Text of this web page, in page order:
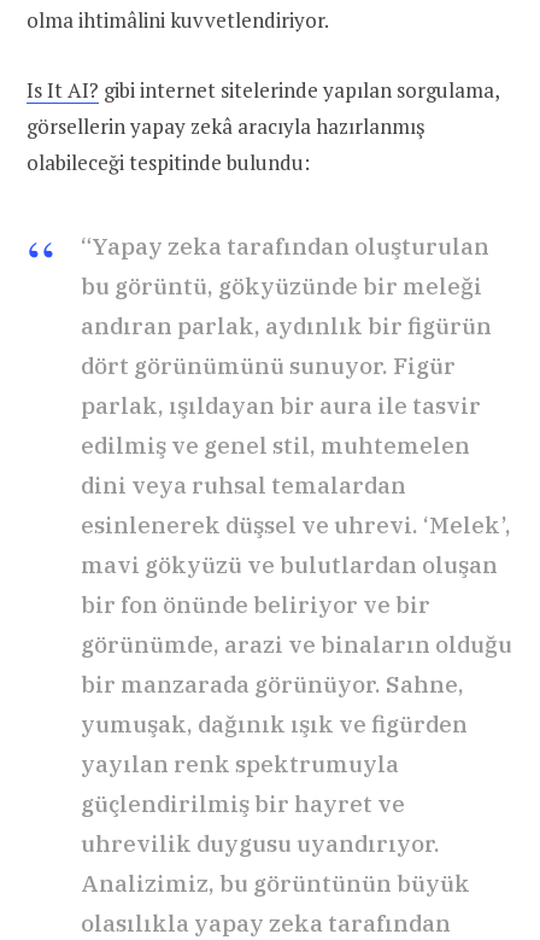
olma ihtimâlini kuvvetlendiriyor.
Is It AI? gibi internet sitelerinde yapılan sorgulama,
görsellerin yapay zekâ aracıyla hazırlanmış
olabileceği tespitinde bulundu:
“Yapay zeka tarafından oluşturulan
bu görüntü, gökyüzünde bir meleği
andıran parlak, aydınlık bir figürün
dört görünümünü sunuyor. Figür
parlak, ışıldayan bir aura ile tasvir
edilmiş ve genel stil, muhtemelen
dini veya ruhsal temalardan
esinlenerek düşsel ve uhrevi. ‘Melek’,
mavi gökyüzü ve bulutlardan oluşan
bir fon önünde beliriyor ve bir
görünümde, arazi ve binaların olduğu
bir manzarada görünüyor. Sahne,
yumuşak, dağınık ışık ve figürden
yayılan renk spektrumuyla
güçlendirilmiş bir hayret ve
uhrevilik duygusu uyandırıyor.
Analizimiz, bu görüntünün büyük
olasılıkla yapay zeka tarafından